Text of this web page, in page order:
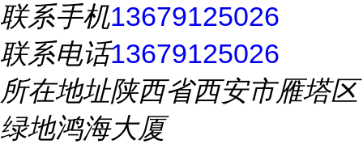
联系手机13679125026
联系电话13679125026
所在地址陕西省西安市雁塔区
绿地鸿海大厦